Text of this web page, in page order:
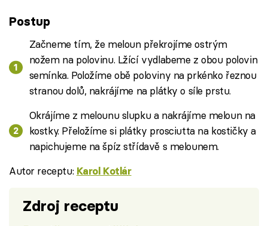
Postup
Začneme tím, že meloun překrojíme ostrým
nožem na polovinu. Lžící vydlabeme z obou polovin
semínka. Položíme obě poloviny na prkénko řeznou
stranou dolů, nakrájíme na plátky o síle prstu.
Okrájíme z melounu slupku a nakrájíme meloun na
kostky. Přeložíme si plátky prosciutta na kostičky a
napichujeme na špíz střídavě s melounem.
Autor receptu: Karol Kotlár
Zdroj receptu